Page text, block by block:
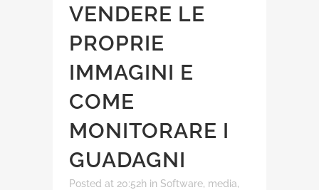
VENDERE LE
PROPRIE
IMMAGINI E
COME
MONITORARE I
GUADAGNI
Posted at 20:52h in Software, media,